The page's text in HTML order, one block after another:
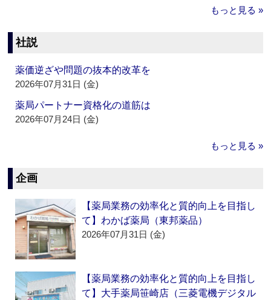
もっと見る »
社説
薬価逆ざや問題の抜本的改革を
2026年07月31日 (金)
薬局パートナー資格化の道筋は
2026年07月24日 (金)
もっと見る »
企画
【薬局業務の効率化と質的向上を目指し
て】わかば薬局（東邦薬品）
2026年07月31日 (金)
【薬局業務の効率化と質的向上を目指し
て】大手薬局笹崎店（三菱電機デジタル